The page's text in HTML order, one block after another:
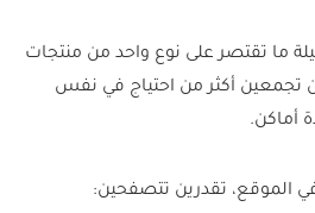
ما تقتصر على نوع واحد من منتجات
تجمعين أكثر من احتياج في نفس
أماكن.
الموقع، تقدرين تتصفحين: